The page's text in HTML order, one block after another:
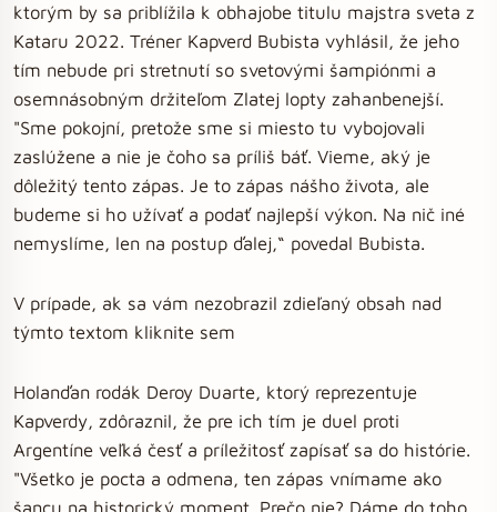
ktorým by sa priblížila k obhajobe titulu majstra sveta z
Kataru 2022. Tréner Kapverd Bubista vyhlásil, že jeho
tím nebude pri stretnutí so svetovými šampiónmi a
osemnásobným držiteľom Zlatej lopty zahanbenejší.
"Sme pokojní, pretože sme si miesto tu vybojovali
zaslúžene a nie je čoho sa príliš báť. Vieme, aký je
dôležitý tento zápas. Je to zápas nášho života, ale
budeme si ho užívať a podať najlepší výkon. Na nič iné
nemyslíme, len na postup ďalej,“ povedal Bubista.
V prípade, ak sa vám nezobrazil zdieľaný obsah nad
týmto textom kliknite sem
Holanďan rodák Deroy Duarte, ktorý reprezentuje
Kapverdy, zdôraznil, že pre ich tím je duel proti
Argentíne veľká česť a príležitosť zapísať sa do histórie.
"Všetko je pocta a odmena, ten zápas vnímame ako
šancu na historický moment. Prečo nie? Dáme do toho